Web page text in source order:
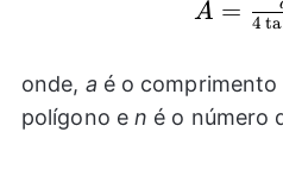
A = 4 ta
onde, a é o comprimento
polígono en é o número